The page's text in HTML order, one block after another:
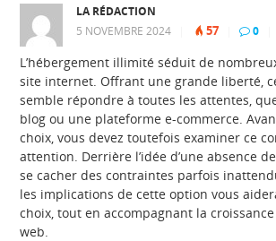
LA RÉDACTION
5 NOVEMBRE 2024
57 0
L’hébergement illimité séduit de
site internet. Offrant une grande liberté,
semble répondre à toutes les attentes,
blog ou une plateforme e-commerce.
choix, vous devez toutefois examiner ce
attention. Derrière l’idée d’une absence
se cacher des contraintes parfois
les implications de cette option vous
choix, tout en accompagnant la
web.